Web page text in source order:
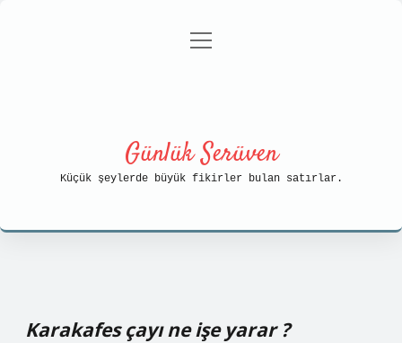
Gizlilik Politikası
menüyü
Günlük Serüven
Küçük şeylerde büyük fikirler bulan satırlar.
Karakafes çayı ne işe yarar ?